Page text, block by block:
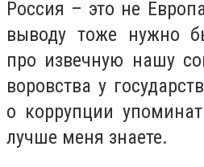
Россия – это не
выводу тоже нужно
про извечную нашу
воровства у
о коррупции
лучше меня знаете.